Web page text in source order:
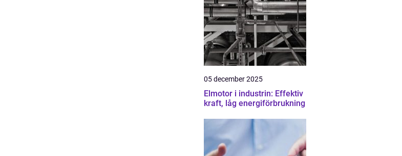
05 december 2025
Elmotor i industrin: Effektiv
kraft, låg energiförbrukning